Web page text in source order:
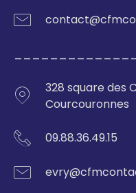
328 square des
Courcouronnes
09.88.36.49.15